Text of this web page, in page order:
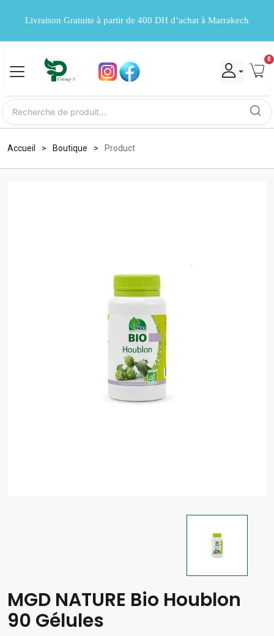
Livraison Gratuite à partir de 400 DH d’achat à Marrakech
0
Accueil Boutique Product
MGD NATURE Bio Houblon
90 Gélules